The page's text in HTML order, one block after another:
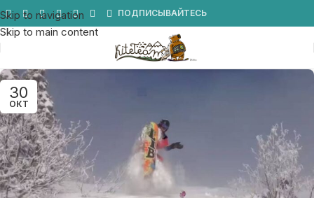
Skip to navigation
Skip to main content
ПОДПИСЫВАЙТЕСЬ
30
ОКТ